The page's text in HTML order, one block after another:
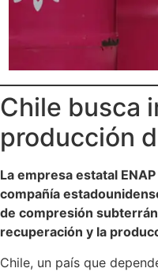
Chile busca
producción
La empresa estatal
compañía
de compresión
recuperación y la
Chile, un país que